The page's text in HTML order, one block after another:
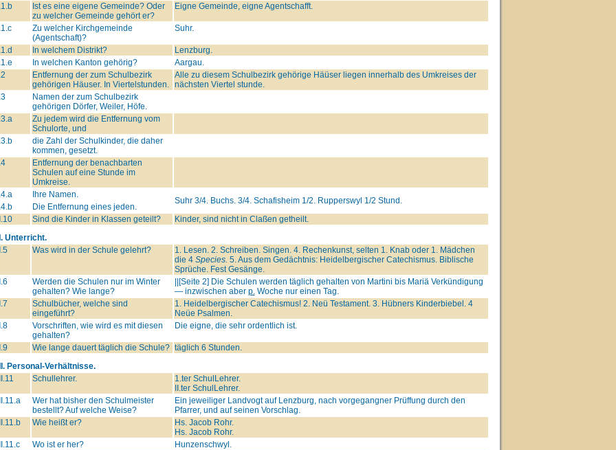
Ist es eine eigene Gemeinde? Oder
zu welcher Gemeinde gehört er?
Eigne Gemeinde, eigne Agentschafft.
Zu welcher Kirchgemeinde
(Agentschaft)?
Suhr.
In welchem Distrikt?
Lenzburg.
In welchen Kanton gehörig?
Aargau.
Entfernung der zum Schulbezirk
gehörigen Häuser. In Viertelstunden.
Alle zu diesem Schulbezirk gehörige Häüser liegen innerhalb des Umkreises der
nächsten Viertel stunde.
Namen der zum Schulbezirk
gehörigen Dörfer, Weiler, Höfe.
Zu jedem wird die Entfernung vom
Schulorte, und
die Zahl der Schulkinder, die daher
kommen, gesetzt.
Entfernung der benachbarten
Schulen auf eine Stunde im
Umkreise.
Ihre Namen.
Suhr 3/4. Buchs. 3/4. Schafisheim 1/2. Rupperswyl 1/2 Stund.
Die Entfernung eines jeden.
Sind die Kinder in Klassen geteilt?
Kinder, sind nicht in Claßen getheilt.
Unterricht.
Was wird in der Schule gelehrt?
1. Lesen. 2. Schreiben. Singen. 4. Rechenkunst, selten 1. Knab oder 1. Mädchen
die 4 Species. 5. Aus dem Gedächtnis: Heidelbergischer Catechismus. Biblische
Sprüche. Fest Gesänge.
Werden die Schulen nur im Winter
gehalten? Wie lange?
||[Seite 2] Die Schulen werden täglich gehalten von Martini bis Mariä Verkündigung
— inzwischen aber p. Woche nur einen Tag.
Schulbücher, welche sind
eingeführt?
1. Heidelbergischer Catechismus! 2. Neü Testament. 3. Hübners Kinderbiebel. 4
Neüe Psalmen.
Vorschriften, wie wird es mit diesen
gehalten?
Die eigne, die sehr ordentlich ist.
Wie lange dauert täglich die Schule? täglich 6 Stunden.
Personal-Verhältnisse.
Schullehrer.
1.ter SchulLehrer.
II.ter SchulLehrer.
Wer hat bisher den Schulmeister
bestellt? Auf welche Weise?
Ein jeweiliger Landvogt auf Lenzburg, nach vorgegangner Prüffung durch den
Pfarrer, und auf seinen Vorschlag.
Wie heißt er?
Hs. Jacob Rohr.
Hs. Jacob Rohr.
Wo ist er her?
Hunzenschwyl.